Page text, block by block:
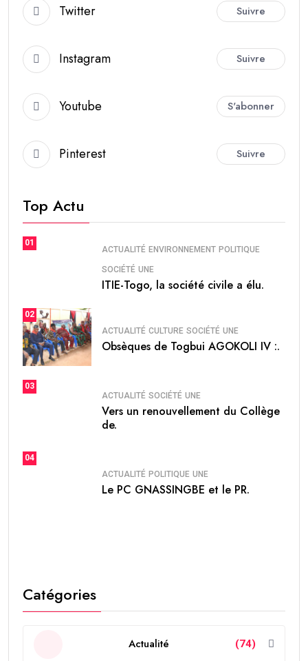
Twitter Suivre
Instagram Suivre
Youtube S'abonner
Pinterest Suivre
Top Actu
01
ACTUALITÉ ENVIRONNEMENT POLITIQUE
SOCIÉTÉ UNE
ITIE-Togo, la société civile a élu.
02
ACTUALITÉ CULTURE SOCIÉTÉ UNE
Obsèques de Togbui AGOKOLI IV :.
03
ACTUALITÉ SOCIÉTÉ UNE
Vers un renouvellement du Collège
de.
04
ACTUALITÉ POLITIQUE UNE
Le PC GNASSINGBE et le PR.
Catégories
Actualité (74)